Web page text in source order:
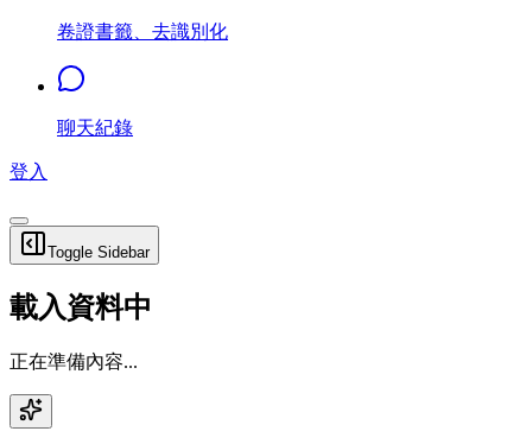
卷證書籤、去識別化
聊天紀錄
登入
Toggle Sidebar
載入資料中
正在準備內容...